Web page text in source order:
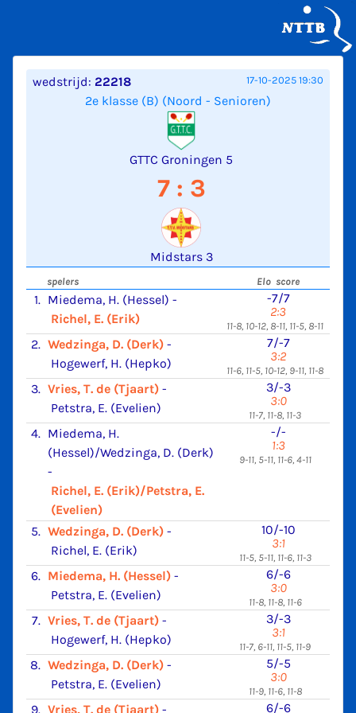
wedstrijd: 22218 17-10-2025 19:30
2e klasse (B) (Noord - Senioren)
GTTC Groningen 5
7 : 3
Midstars 3
spelers Elo score
1. Miedema, H. (Hessel) -
Richel, E. (Erik)
-7/7
2:3
11-8, 10-12, 8-11, 11-5, 8-11
2. Wedzinga, D. (Derk) -
Hogewerf, H. (Hepko)
7/-7
3:2
11-6, 11-5, 10-12, 9-11, 11-8
3. Vries, T. de (Tjaart) -
Petstra, E. (Evelien)
3/-3
3:0
11-7, 11-8, 11-3
4. Miedema, H.
(Hessel)/Wedzinga, D. (Derk)
-
Richel, E. (Erik)/Petstra, E.
(Evelien)
-/-
1:3
9-11, 5-11, 11-6, 4-11
5. Wedzinga, D. (Derk) -
Richel, E. (Erik)
10/-10
3:1
11-5, 5-11, 11-6, 11-3
6. Miedema, H. (Hessel) -
Petstra, E. (Evelien)
6/-6
3:0
11-8, 11-8, 11-6
7. Vries, T. de (Tjaart) -
Hogewerf, H. (Hepko)
3/-3
3:1
11-7, 6-11, 11-5, 11-9
8. Wedzinga, D. (Derk) -
Petstra, E. (Evelien)
5/-5
3:0
11-9, 11-6, 11-8
9. Vries, T. de (Tjaart) - 6/-6